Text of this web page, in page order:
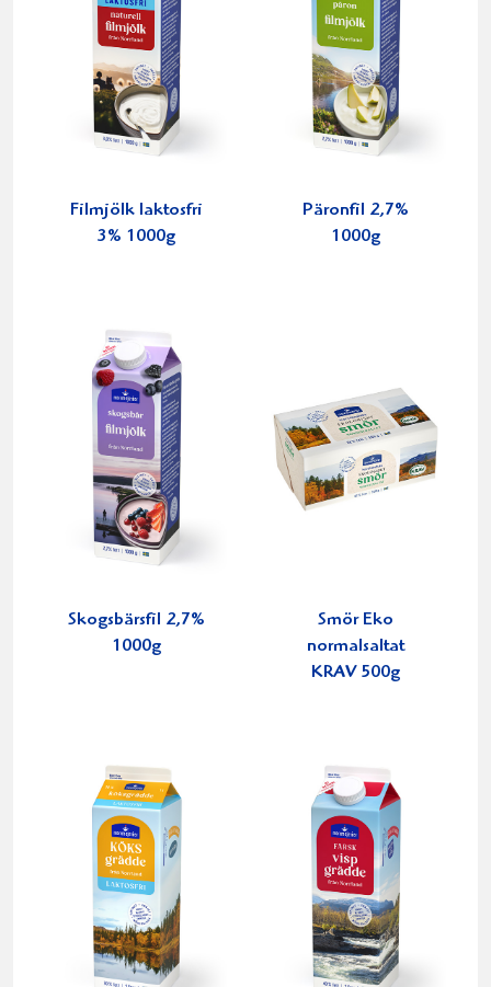
Filmjölk laktosfri
3% 1000g
Päronfil 2,7%
1000g
Skogsbärsfil 2,7%
1000g
Smör Eko
normalsaltat
KRAV 500g